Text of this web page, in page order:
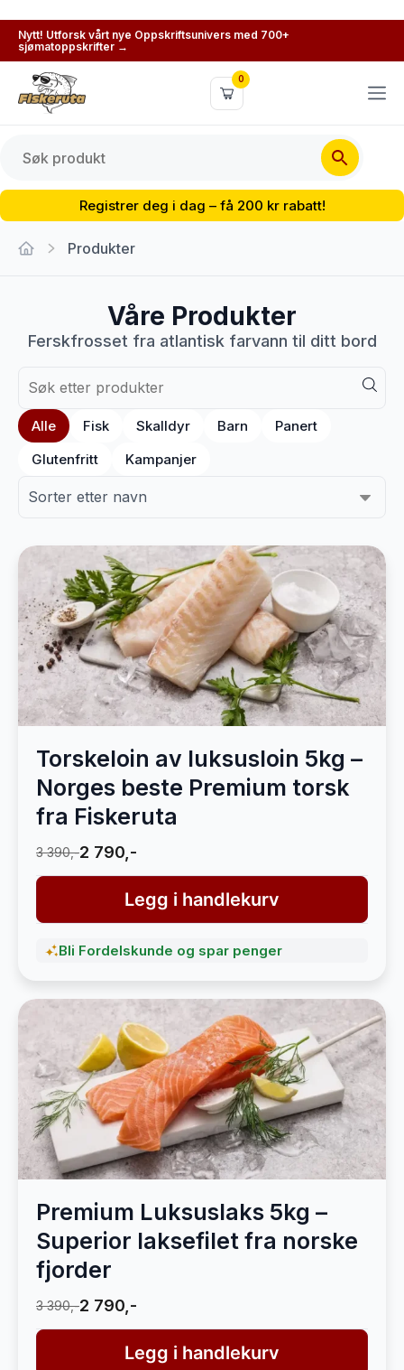
Nytt! Utforsk vårt nye Oppskriftsunivers med 700+
sjømatoppskrifter →
0
Registrer deg i dag – få 200 kr rabatt!
Produkter
Våre Produkter
Ferskfrosset fra atlantisk farvann til ditt bord
Alle Fisk Skalldyr Barn
Panert
Glutenfritt
Kampanjer
Torskeloin av luksusloin 5kg –
Norges beste Premium torsk
fra Fiskeruta
3 390,-2 790,-
Legg i handlekurv
Bli Fordelskunde og spar penger
Premium Luksuslaks 5kg –
Superior laksefilet fra norske
fjorder
3 390,-2 790,-
Legg i handlekurv